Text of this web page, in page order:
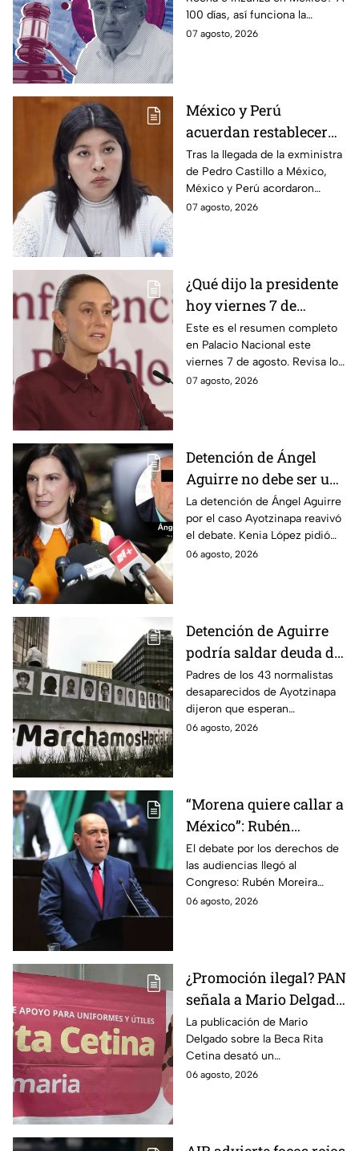
gobernador de Sinaloa
100 días, así funciona la
estrategia de Morena para
07 agosto, 2026
México y Perú
acuerdan restablecer
relaciones
diplomáticas tras
llegada de Betssy
Chávez al país
Tras la llegada de la exministra
de Pedro Castillo a México,
México y Perú acordaron
reanudar relaciones desde
07 agosto, 2026
¿Qué dijo la presidente
hoy viernes 7 de
agosto? Resumen EN
VIVO
Este es el resumen completo
en Palacio Nacional este
viernes 7 de agosto. Revisa los
datos presentados y las
07 agosto, 2026
Detención de Ángel
Aguirre no debe ser un
distractor, pide Kenia
López; exige justicia
por caso Ayotzinapa
La detención de Ángel Aguirre
por el caso Ayotzinapa reavivó
el debate. Kenia López pidió
que no sea un distractor
06 agosto, 2026
Detención de Aguirre
podría saldar deuda de
justicia: padres de los
43 de Ayotzinapa
Padres de los 43 normalistas
desaparecidos de Ayotzinapa
dijeron que esperan
información oficial sobre la
06 agosto, 2026
“Morena quiere callar a
México”: Rubén
Moreira pide frenar
discusión de
lineamientos de
audiencias hasta
El debate por los derechos de
las audiencias llegó al
Congreso: Rubén Moreira
reclama una consulta con
06 agosto, 2026
¿Promoción ilegal? PAN
señala a Mario Delgado
por publicación sobre
la Beca Rita Cetina
La publicación de Mario
Delgado sobre la Beca Rita
Cetina desató un
enfrentamiento entre Morena
06 agosto, 2026